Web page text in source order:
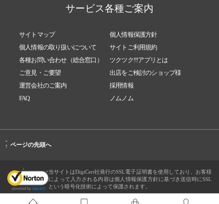
サービス各種ご案内
サイトマップ
個人情報保護方針
個人情報の取り扱いについて
サイトご利用規約
各種お問い合わせ（総合窓口）
ツクツク!!!アプリとは
ご意見・ご要望
出店をご検討のショップ様
運営会社のご案内
採用情報
FAQ
ノムノム
-
↑ ページの先頭へ
当サイトはDigiCert社発行のSSL電子証明書を使用しており、お客様
によって入力される内容は個人情報保護方針に基づき送信時にSSL
という暗号化技術によって保護されます。